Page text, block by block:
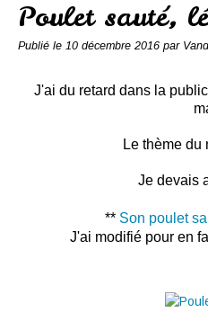
Poulet sauté,
Publié le 10 décembre 2016 par
J'ai du retard dans la
Le thème du
Je devais
** Son poulet
J'ai modifié pour en